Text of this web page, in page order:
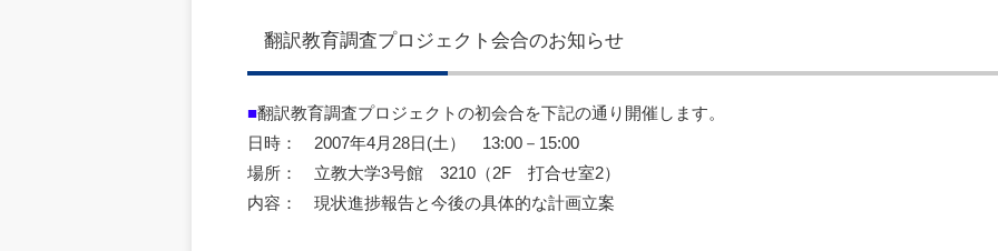
翻訳教育調査プロジェクト会合のお知らせ
■翻訳教育調査プロジェクトの初会合を下記の通り開催します。
日時： 2007年4月28日(土） 13:00－15:00
場所： 立教大学3号館 3210（2F 打合せ室2）
内容： 現状進捗報告と今後の具体的な計画立案